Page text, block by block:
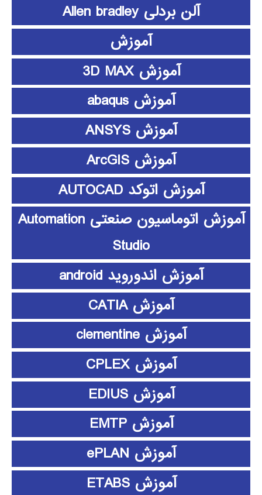
آلن بردلی Allen bradley
آموزش
آموزش 3D MAX
آموزش abaqus
آموزش ANSYS
آموزش ArcGIS
آموزش اتوکد AUTOCAD
آموزش اتوماسیون صنعتی Automation
Studio
آموزش اندوروید android
آموزش CATIA
آموزش clementine
آموزش CPLEX
آموزش EDIUS
آموزش EMTP
آموزش ePLAN
آموزش ETABS